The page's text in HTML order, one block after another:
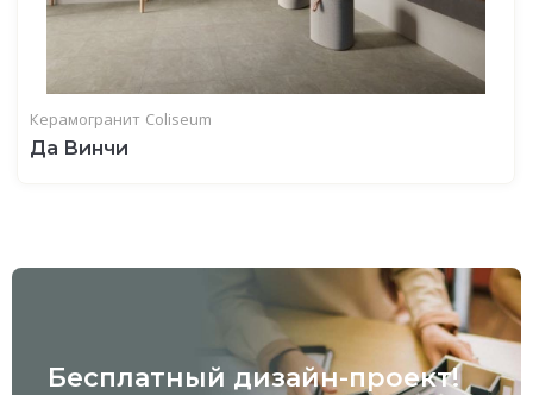
Керамогранит Coliseum
Да Винчи
Бесплатный дизайн-проект!